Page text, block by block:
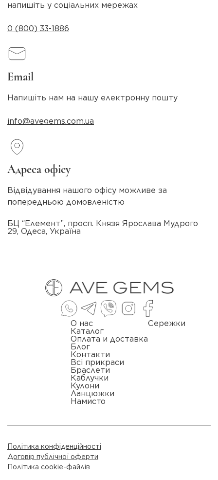
напишіть у соціальних мережах
0 (800) 33-1886
Email
Напишіть нам на нашу електронну пошту
info@avegems.com.ua
Адреса офісу
Відвідування нашого офісу можливе за
попередньою домовленістю
БЦ “Елемент”, просп. Князя Ярослава Мудрого
29, Одеса, Україна
О нас
Каталог
Оплата и доставка
Блог
Контакти
Всі прикраси
Браслети
Каблучки
Кулони
Ланцюжки
Намисто
Сережки
Політика конфіденційності
Договір публічної оферти
Політика cookie-файлів